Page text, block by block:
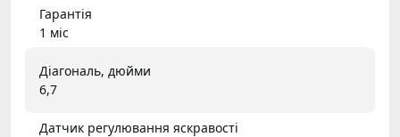
Гарантія
1 міс
Діагональ, дюйми
6,7
Датчик регулювання яскравості